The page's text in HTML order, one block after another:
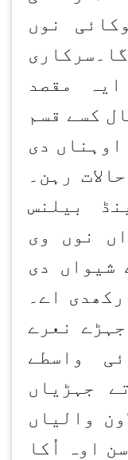
نوں
مقصد
کسے قسم
دی
رہن۔
بیلنس
نوں وی
شیواں دی
اے۔
نعرے
واسطے
جہڑیاں
والیاں
اوہ اُکا